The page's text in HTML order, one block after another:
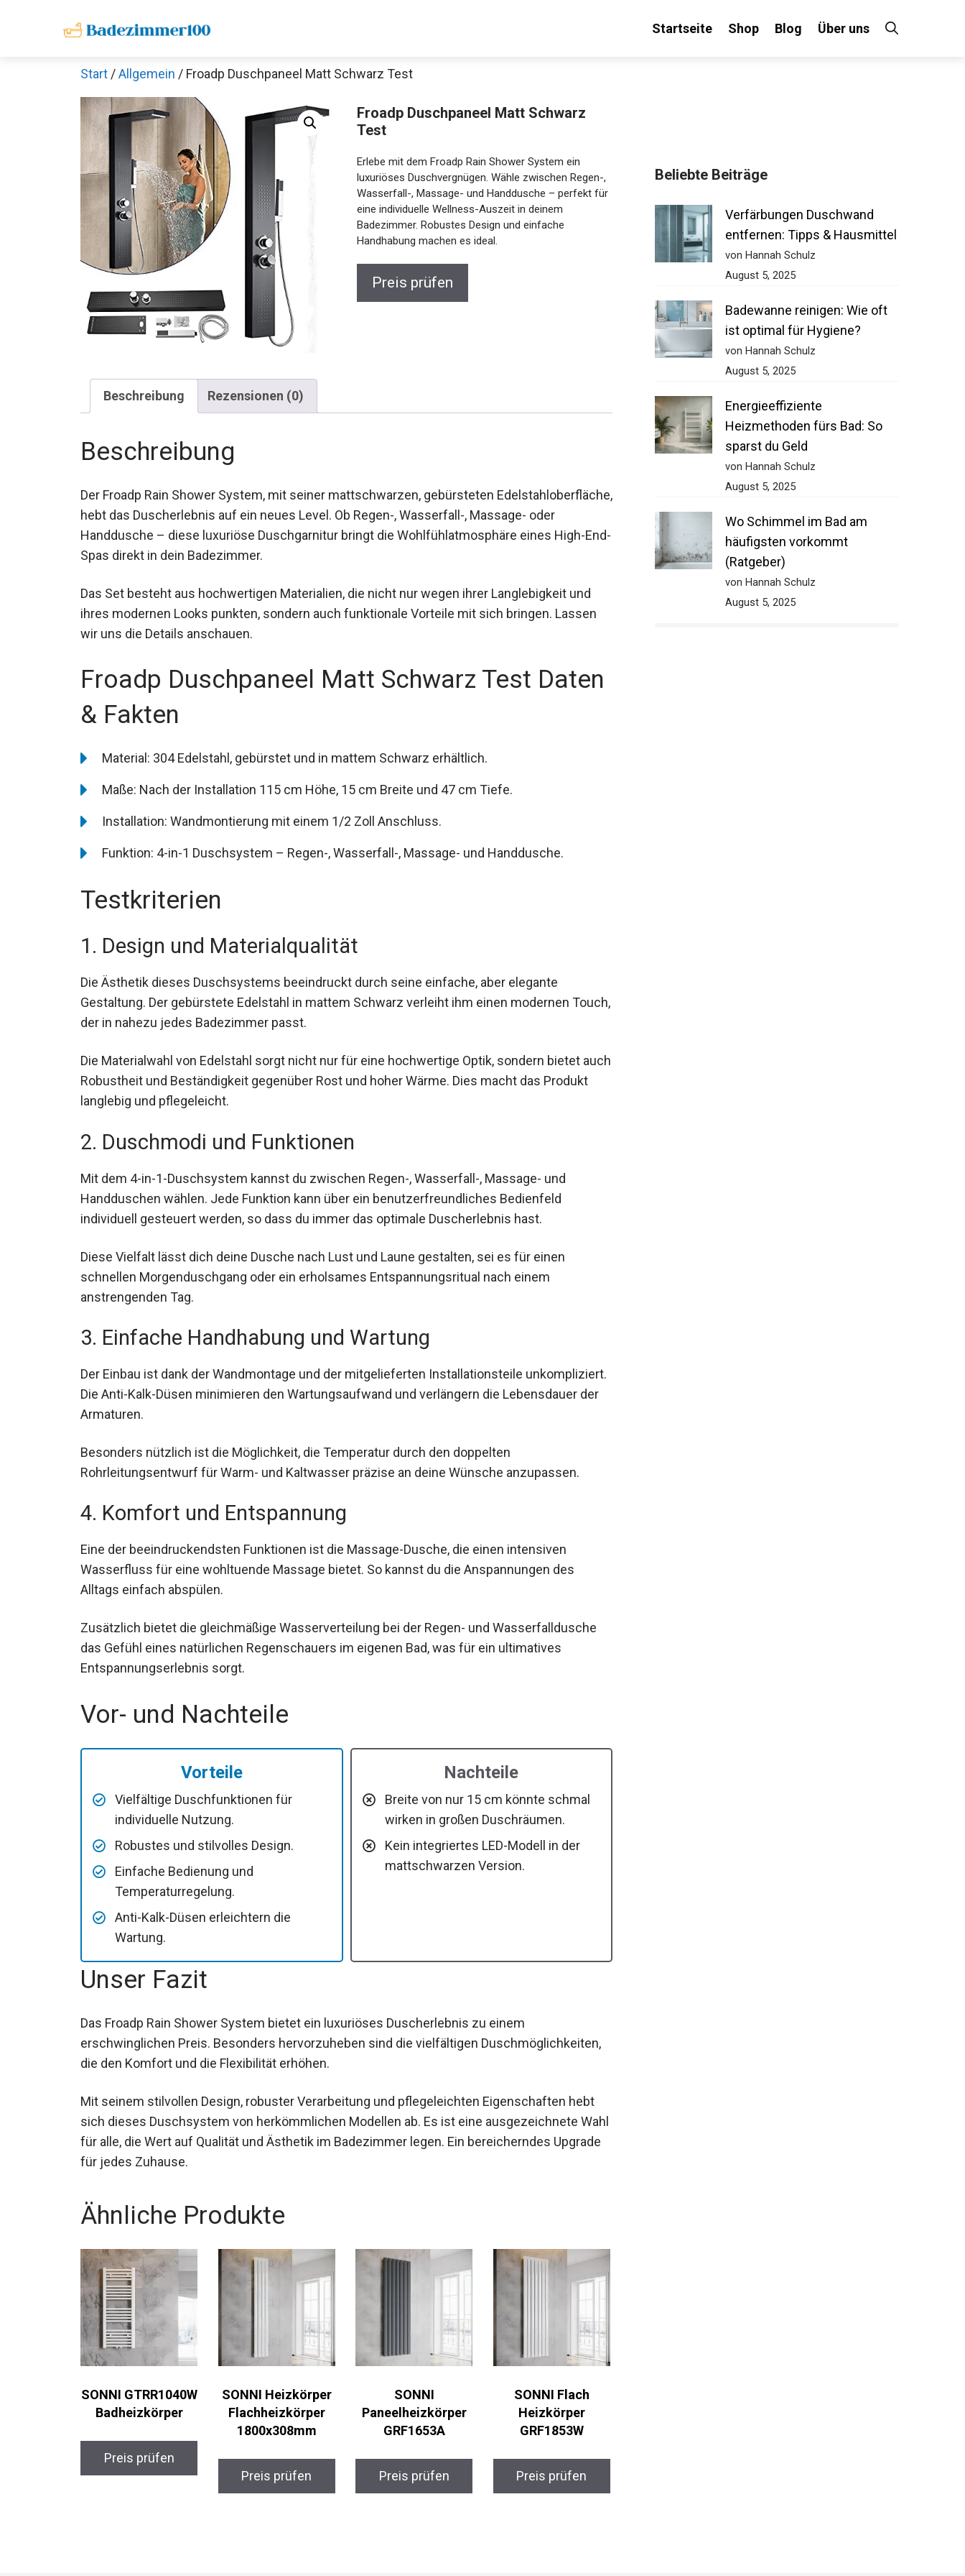
Startseite Shop Blog Über uns
Start /Allgemein / Froadp Duschpaneel Matt Schwarz Test
Froadp Duschpaneel Matt Schwarz
Test
Erlebe mit dem Froadp Rain Shower System ein
luxuriöses Duschvergnügen. Wähle zwischen Regen-,
Wasserfall-, Massage- und Handdusche – perfekt für
eine individuelle Wellness-Auszeit in deinem
Badezimmer. Robustes Design und einfache
Handhabung machen es ideal.
Preis prüfen
Beschreibung Rezensionen (0)
Beschreibung
Der Froadp Rain Shower System, mit seiner mattschwarzen, gebürsteten Edelstahloberfläche,
hebt das Duscherlebnis auf ein neues Level. Ob Regen-, Wasserfall-, Massage- oder
Handdusche – diese luxuriöse Duschgarnitur bringt die Wohlfühlatmosphäre eines High-End-
Spas direkt in dein Badezimmer.
Das Set besteht aus hochwertigen Materialien, die nicht nur wegen ihrer Langlebigkeit und
ihres modernen Looks punkten, sondern auch funktionale Vorteile mit sich bringen. Lassen
wir uns die Details anschauen.
Froadp Duschpaneel Matt Schwarz Test Daten
& Fakten
Material: 304 Edelstahl, gebürstet und in mattem Schwarz erhältlich.
Maße: Nach der Installation 115 cm Höhe, 15 cm Breite und 47 cm Tiefe.
Installation: Wandmontierung mit einem 1/2 Zoll Anschluss.
Funktion: 4-in-1 Duschsystem – Regen-, Wasserfall-, Massage- und Handdusche.
Testkriterien
1. Design und Materialqualität
Die Ästhetik dieses Duschsystems beeindruckt durch seine einfache, aber elegante
Gestaltung. Der gebürstete Edelstahl in mattem Schwarz verleiht ihm einen modernen Touch,
der in nahezu jedes Badezimmer passt.
Die Materialwahl von Edelstahl sorgt nicht nur für eine hochwertige Optik, sondern bietet auch
Robustheit und Beständigkeit gegenüber Rost und hoher Wärme. Dies macht das Produkt
langlebig und pflegeleicht.
2. Duschmodi und Funktionen
Mit dem 4-in-1-Duschsystem kannst du zwischen Regen-, Wasserfall-, Massage- und
Handduschen wählen. Jede Funktion kann über ein benutzerfreundliches Bedienfeld
individuell gesteuert werden, so dass du immer das optimale Duscherlebnis hast.
Diese Vielfalt lässt dich deine Dusche nach Lust und Laune gestalten, sei es für einen
schnellen Morgenduschgang oder ein erholsames Entspannungsritual nach einem
anstrengenden Tag.
3. Einfache Handhabung und Wartung
Der Einbau ist dank der Wandmontage und der mitgelieferten Installationsteile unkompliziert.
Die Anti-Kalk-Düsen minimieren den Wartungsaufwand und verlängern die Lebensdauer der
Armaturen.
Besonders nützlich ist die Möglichkeit, die Temperatur durch den doppelten
Rohrleitungsentwurf für Warm- und Kaltwasser präzise an deine Wünsche anzupassen.
4. Komfort und Entspannung
Eine der beeindruckendsten Funktionen ist die Massage-Dusche, die einen intensiven
Wasserfluss für eine wohltuende Massage bietet. So kannst du die Anspannungen des
Alltags einfach abspülen.
Zusätzlich bietet die gleichmäßige Wasserverteilung bei der Regen- und Wasserfalldusche
das Gefühl eines natürlichen Regenschauers im eigenen Bad, was für ein ultimatives
Entspannungserlebnis sorgt.
Vor- und Nachteile
Vorteile
Vielfältige Duschfunktionen für
individuelle Nutzung.
Robustes und stilvolles Design.
Einfache Bedienung und
Temperaturregelung.
Anti-Kalk-Düsen erleichtern die
Wartung.
Nachteile
Breite von nur 15 cm könnte schmal
wirken in großen Duschräumen.
Kein integriertes LED-Modell in der
mattschwarzen Version.
Unser Fazit
Das Froadp Rain Shower System bietet ein luxuriöses Duscherlebnis zu einem
erschwinglichen Preis. Besonders hervorzuheben sind die vielfältigen Duschmöglichkeiten,
die den Komfort und die Flexibilität erhöhen.
Mit seinem stilvollen Design, robuster Verarbeitung und pflegeleichten Eigenschaften hebt
sich dieses Duschsystem von herkömmlichen Modellen ab. Es ist eine ausgezeichnete Wahl
für alle, die Wert auf Qualität und Ästhetik im Badezimmer legen. Ein bereicherndes Upgrade
für jedes Zuhause.
Ähnliche Produkte
SONNI GTRR1040W
Badheizkörper
Preis prüfen
SONNI Heizkörper
Flachheizkörper
1800x308mm
Preis prüfen
SONNI
Paneelheizkörper
GRF1653A
Preis prüfen
SONNI Flach
Heizkörper
GRF1853W
Preis prüfen
Beliebte Beiträge
Verfärbungen Duschwand
entfernen: Tipps & Hausmittel
von Hannah Schulz
August 5, 2025
Badewanne reinigen: Wie oft
ist optimal für Hygiene?
von Hannah Schulz
August 5, 2025
Energieeffiziente
Heizmethoden fürs Bad: So
sparst du Geld
von Hannah Schulz
August 5, 2025
Wo Schimmel im Bad am
häufigsten vorkommt
(Ratgeber)
von Hannah Schulz
August 5, 2025